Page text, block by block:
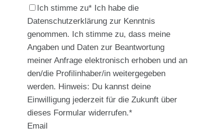
Ich stimme zu* Ich habe die
Datenschutzerklärung zur Kenntnis
genommen. Ich stimme zu, dass meine
Angaben und Daten zur Beantwortung
meiner Anfrage elektronisch erhoben und an
den/die Profilinhaber/in weitergegeben
werden. Hinweis: Du kannst deine
Einwilligung jederzeit für die Zukunft über
dieses Formular widerrufen.*
Email